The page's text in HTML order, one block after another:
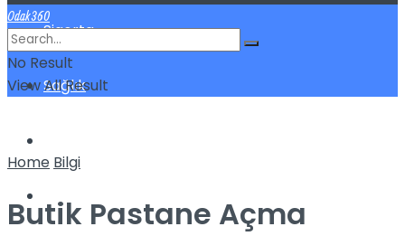
Sigorta
Sağlık
Odak360
No Result
View All Result
Home Bilgi
Butik Pastane Açma